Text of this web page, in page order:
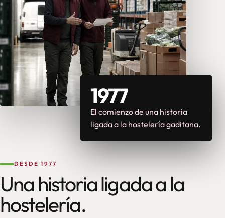
1977
El comienzo de una historia
ligada a la hostelería gaditana.
DESDE 1977
Una historia ligada a la
hostelería.